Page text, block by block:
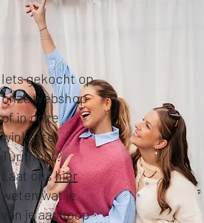
Iets gekocht op
onze webshop
of in onze
winkel te
Turnhout?
Laat onshier
weten wat je
van je aankoop